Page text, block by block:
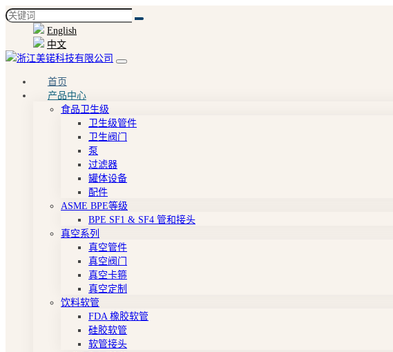
English
中文
首页
产品中心
食品卫生级
卫生级管件
卫生阀门
泵
过滤器
罐体设备
配件
ASME BPE等级
BPE SF1 & SF4 管和接头
真空系列
真空管件
真空阀门
真空卡箍
真空定制
饮料软管
FDA 橡胶软管
硅胶软管
软管接头